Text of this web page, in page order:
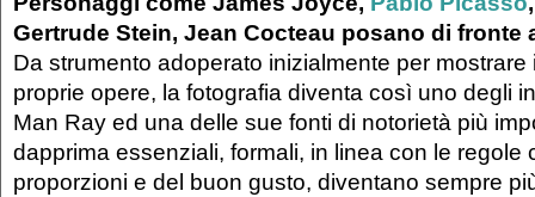
Gertrude Stein, Jean Cocteau posano di fronte
Da strumento adoperato inizialmente per mostrare
proprie opere, la fotografia diventa così uno degli
Man Ray ed una delle sue fonti di notorietà più
dapprima essenziali, formali, in linea con le regole
proporzioni e del buon gusto, diventano sempre